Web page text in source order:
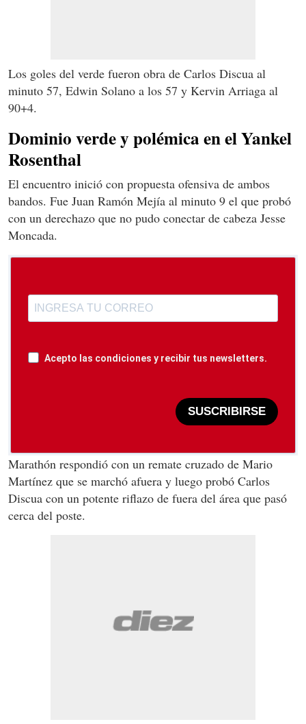
Los goles del verde fueron obra de Carlos Discua al
minuto 57, Edwin Solano a los 57 y Kervin Arriaga al
90+4.
Dominio verde y polémica en el Yankel
Rosenthal
El encuentro inició con propuesta ofensiva de ambos
bandos. Fue Juan Ramón Mejía al minuto 9 el que probó
con un derechazo que no pudo conectar de cabeza Jesse
Moncada.
Acepto las condiciones y recibir tus newsletters.
SUSCRIBIRSE
Marathón respondió con un remate cruzado de Mario
Martínez que se marchó afuera y luego probó Carlos
Discua con un potente riflazo de fuera del área que pasó
cerca del poste.